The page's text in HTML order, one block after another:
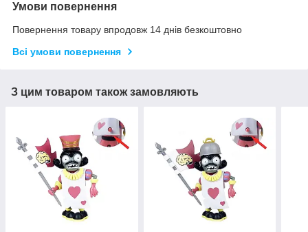
Умови повернення
Повернення товару впродовж 14 днів безкоштовно
Всі умови повернення
З цим товаром також замовляють